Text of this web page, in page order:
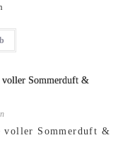
voller Sommerduft &